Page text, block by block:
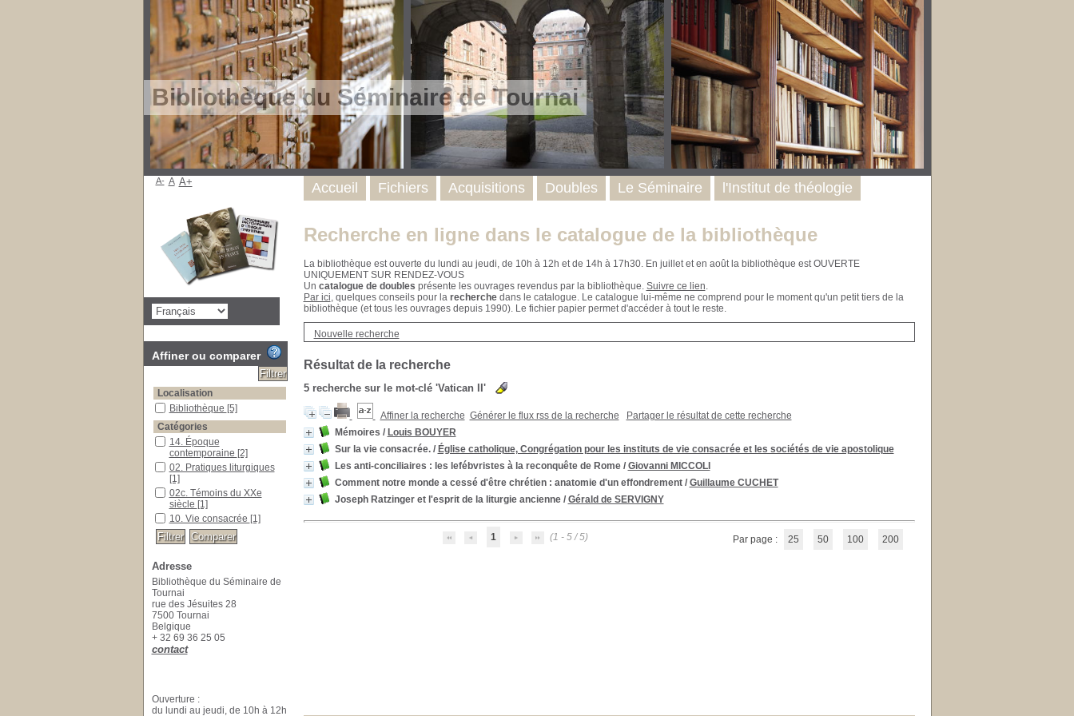
Bibliothèque du Séminaire de Tournai
Recherche en ligne dans le catalogue de la bibliothèque
La bibliothèque est ouverte du lundi au jeudi, de 10h à 12h et de 14h à 17h30. En juillet et en août la bibliothèque est OUVERTE
UNIQUEMENT SUR RENDEZ-VOUS
Un catalogue de doubles présente les ouvrages revendus par la bibliothèque. Suivre ce lien.
Par ici, quelques conseils pour la recherchedans le catalogue. Le catalogue lui-même ne comprend pour le moment qu'un petit tiers de la
bibliothèque (et tous les ouvrages depuis 1990). Le fichier papier permet d'accéder à tout le reste.
Nouvelle recherche
Résultat de la recherche
5recherche sur le mot-clé 'Vatican II'
Affiner la recherche Générer le flux rss de la recherche
Partager le résultat de cette recherche
Mémoires / Louis BOUYER
Sur la vie consacrée./ Église catholique, Congrégation pour les instituts de vie consacrée et les sociétés de vie apostolique
Les anti-conciliaires : les lefébvristes à la reconquête de Rome/ Giovanni MICCOLI
Comment notre monde a cessé d'être chrétien: anatomie d'un effondrement/ Guillaume CUCHET
Joseph Ratzinger et l'esprit de la liturgie ancienne/ Gérald de SERVIGNY
1 (1 - 5 / 5) Par page : 25 50 100 200
Accueil Fichiers Acquisitions Doubles Le Séminaire l'Institut de théologie
A- A A+
Affiner ou comparer
Localisation
Bibliothèque [5]
Catégories
14. Époque
contemporaine [2]
02. Pratiques liturgiques
[1]
02c. Témoins du XXe
siècle [1]
10. Vie consacrée [1]
Adresse
Bibliothèque du Séminaire de
Tournai
rue des Jésuites 28
7500 Tournai
Belgique
+ 32 69 36 25 05
contact
Ouverture :
du lundi au jeudi, de 10h à 12h